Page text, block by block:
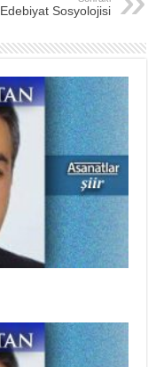
Edebiyat Sosyolojisi